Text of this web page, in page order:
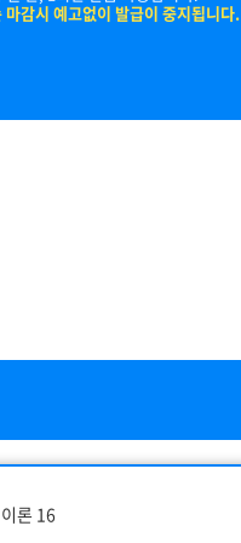
마감시 예고없이 발급이 중지됩니다.
이론 16